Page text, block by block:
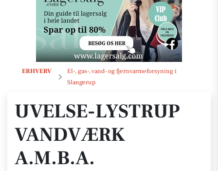
ERHVERV
El-, gas-, vand- og fjernvarmeforsyning i
Slangerup
Uvelse-Lystrup Vandværk a.m.b.a.
UVELSE-LYSTRUP
VANDVÆRK
A.M.B.A.